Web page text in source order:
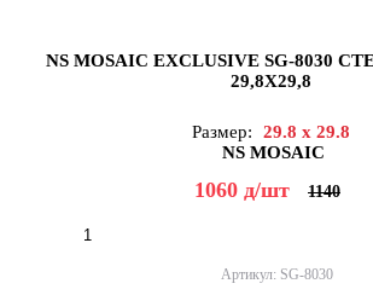
NS MOSAIC EXCLUSIVE SG-8030
29,8X29,8
Размер:
29.8 x 29.8
NS MOSAIC
1060 д/шт 1140
Артикул: SG-8030